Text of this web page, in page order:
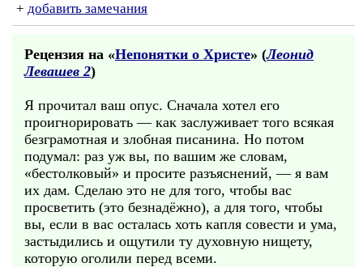
+ добавить замечания
Рецензия на «Непонятки о Христе» (Леонид
Левашев 2)
Я прочитал ваш опус. Сначала хотел его
проигнорировать — как заслуживает того всякая
безграмотная и злобная писанина. Но потом
подумал: раз уж вы, по вашим же словам,
«бестолковый» и просите разъяснений, — я вам
их дам. Сделаю это не для того, чтобы вас
просветить (это безнадёжно), а для того, чтобы
вы, если в вас осталась хоть капля совести и ума,
застыдились и ощутили ту духовную нищету,
которую оголили перед всеми.